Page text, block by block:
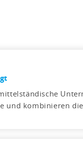
und kombinieren